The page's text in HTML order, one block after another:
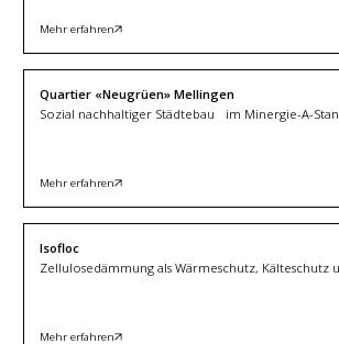
Mehr erfahren
Quartier «Neugrüen» Mellingen
Sozial nachhaltiger Städtebau im Minergie-A-
Mehr erfahren
Isofloc
Zellulosedämmung als Wärmeschutz, Kälteschutz
Mehr erfahren